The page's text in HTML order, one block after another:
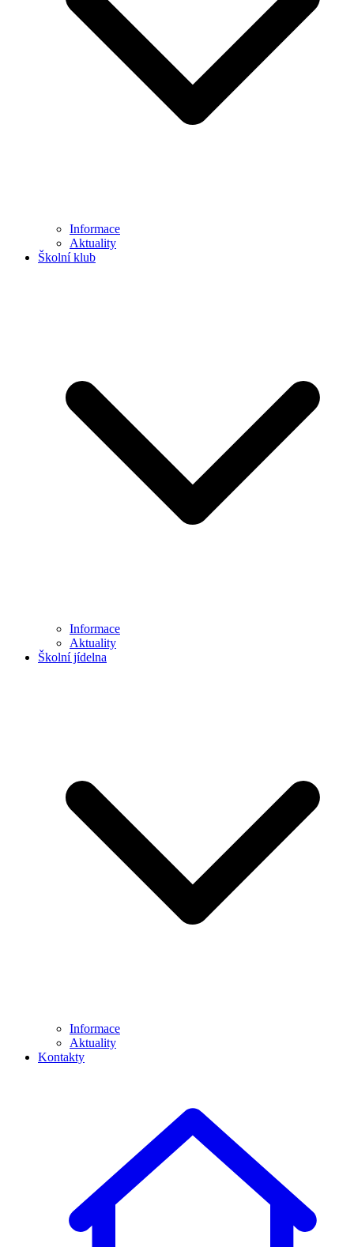
Informace
Aktuality
Školní klub
Informace
Aktuality
Školní jídelna
Informace
Aktuality
Kontakty